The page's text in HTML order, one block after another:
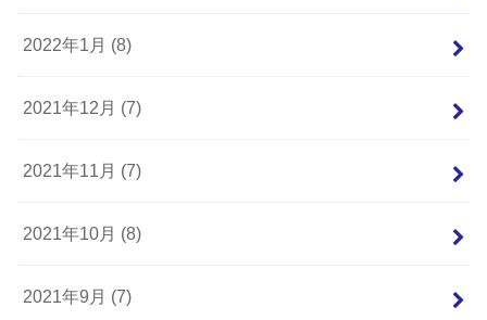
2022年1月 (8)
2021年12月 (7)
2021年11月 (7)
2021年10月 (8)
2021年9月 (7)